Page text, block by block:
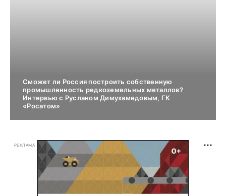
Сможет ли Россия построить собственную
промышленность редкоземельных металлов?
Интервью с Русланом Димухамедовым, ГК
«Росатом»
РЕКЛАМА